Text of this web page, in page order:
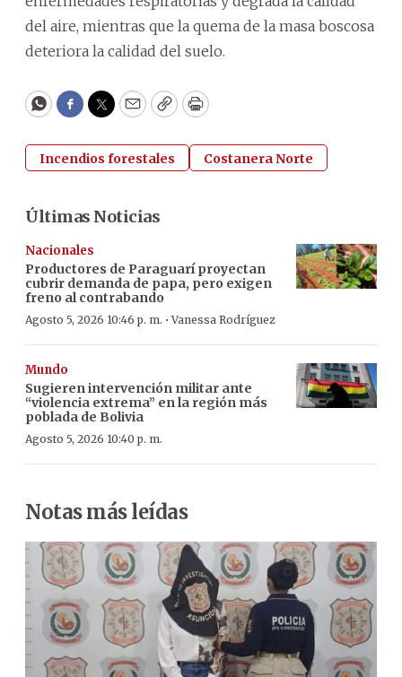
del aire, mientras que la quema de la masa boscosa
deteriora la calidad del suelo.
WhatsApp
Facebook
Twitter
EmailCopyPrint
Incendios forestales Costanera Norte
Últimas Noticias
Nacionales
Productores de Paraguarí proyectan
cubrir demanda de papa, pero exigen
freno al contrabando
Agosto 5, 2026 10:46 p. m. ·Vanessa Rodríguez
Mundo
Sugieren intervención militar ante
“violencia extrema” en la región más
poblada de Bolivia
Agosto 5, 2026 10:40 p. m.
Notas más leídas